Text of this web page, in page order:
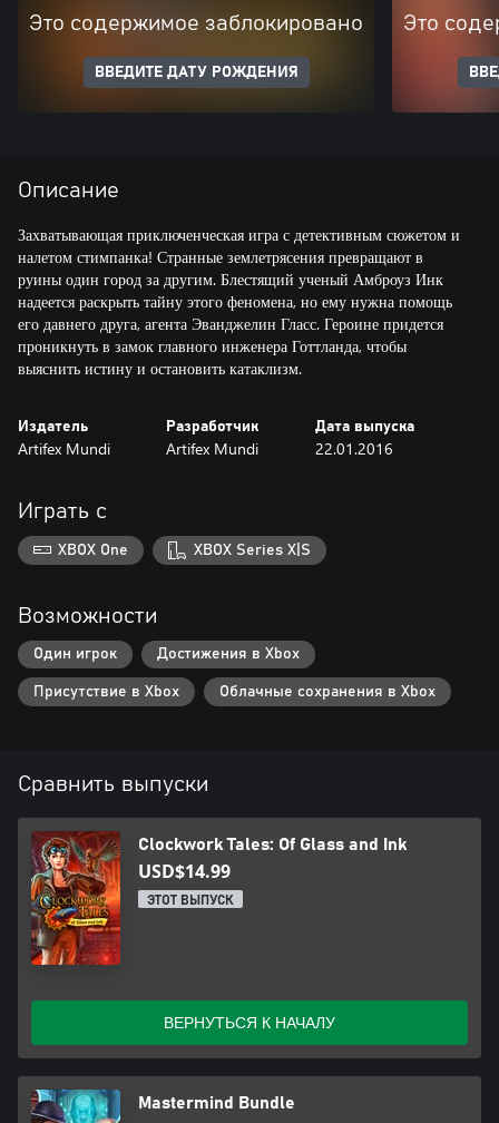
Это содержимое заблокировано
ВВЕДИТЕ ДАТУ РОЖДЕНИЯ
Это
Описание
Захватывающая приключенческая игра с детективным сюжетом и
налетом стимпанка! Странные землетрясения превращают в
руины один город за другим. Блестящий ученый Амброуз Инк
надеется раскрыть тайну этого феномена, но ему нужна помощь
его давнего друга, агента Эванджелин Гласс. Героине придется
проникнуть в замок главного инженера Готтланда, чтобы
выяснить истину и остановить катаклизм.
Издатель
Artifex Mundi
Разработчик
Artifex Mundi
Дата выпуска
22.01.2016
Играть с
XBOX One XBOX Series X|S
Возможности
Один игрок Достижения в Xbox
Присутствие в Xbox Облачные сохранения в Xbox
Сравнить выпуски
Clockwork Tales: Of Glass and Ink
USD$14.99
ЭТОТ ВЫПУСК
ВЕРНУТЬСЯ К НАЧАЛУ
Mastermind Bundle